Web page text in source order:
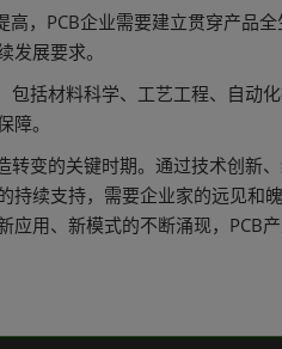
高，PCB企业需要建立贯穿产
展要求。
括材料科学、工艺工程、自
。
变的关键时期。通过技术创
续支持，需要企业家的远见
用、新模式的不断涌现，